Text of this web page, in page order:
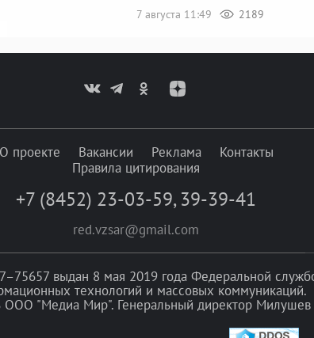
7 августа 11:49
2189
О проекте Вакансии Реклама
Контакты
Правила цитирования
+7 (8452) 23-03-59, 39-39-41
red.vzsar@gmail.com
выдан 8 мая 2019 года Федеральной
технологий и массовых коммуникаций.
ООО "Медиа Мир". Генеральный директор